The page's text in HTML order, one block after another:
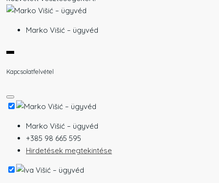
Marko Višić – ügyvéd
Kapcsolatfelvétel
Marko Višić – ügyvéd
+385 98 665 595
Hirdetések megtekintése